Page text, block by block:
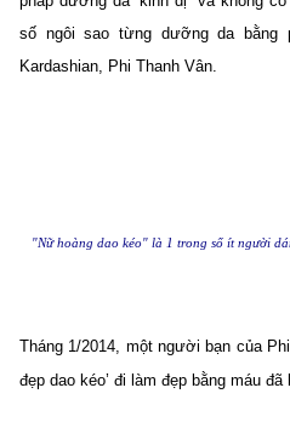
số ngôi sao từng dưỡng da bằng
Kardashian, Phi Thanh Vân.
"Nữ hoàng dao kéo" là 1 trong số ít người
Tháng 1/2014, một người bạn của
đẹp dao kéo’ đi làm đẹp bằng máu